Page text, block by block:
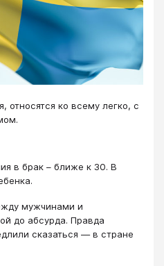
относятся ко всему легко, с
в брак – ближе к 30. В
мужчинами и
до абсурда. Правда
сказаться ― в стране